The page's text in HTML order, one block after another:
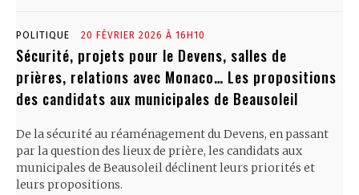
POLITIQUE 20 FÉVRIER 2026 À 16H10
Sécurité, projets pour le Devens, salles de
prières, relations avec Monaco… Les propositions
des candidats aux municipales de Beausoleil
De la sécurité au réaménagement du Devens, en passant
par la question des lieux de prière, les candidats aux
municipales de Beausoleil déclinent leurs priorités et
leurs propositions.